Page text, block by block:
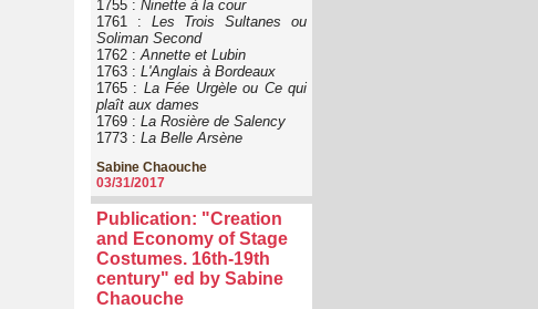
1755 : Ninette à la cour
1761 : Les Trois Sultanes ou
Soliman Second
1762 : Annette et Lubin
1763 : L'Anglais à Bordeaux
1765 : La Fée Urgèle ou Ce qui
plaît aux dames
1769 : La Rosière de Salency
1773 : La Belle Arsène
Sabine Chaouche
03/31/2017
Publication: "Creation
and Economy of Stage
Costumes. 16th-19th
century" ed by Sabine
Chaouche